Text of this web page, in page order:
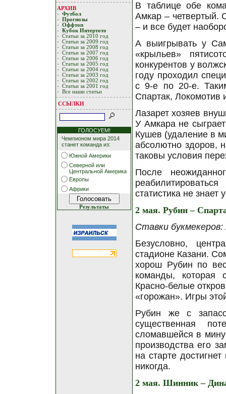
АРХИВ
Футбол
Прогнозы
Оффтоп
Кубoк Интертoтo
Статьи за 2010 год
Статьи за 2009 год
Статьи за 2008 год
Статьи за 2007 год
Статьи за 2006 год
Статьи за 2005 год
Статьи за 2004 год
Статьи за 2003 год
Статьи за 2002 год
Статьи за 2001 год
Все наши статьи
ССЫЛКИ
ГОЛОСУЕМ!
Чемпионом мира 2014
станет команда из:
Южной Америки
Северной или
Центральной Америка
Европы
Африки
Результаты
В таблице обе
Амкар – четвертый.
– и все будет
А выигрывать у
«крыльев»
конкурентов у
году проходил
с 9-е по 20-е.
Спартак,
Лазарет хозяев
У Амкара не
Кушев (удаление в
абсолютно здоров,
таковы условия
После
статистика не
2 мая. Рубин –
Ставки букмекеров:
Безусловно,
стадионе Казани.
хорош Рубин по
команды, которая
Красно-белые
«горожан». Игры
Рубин же с
существенная
сломавшейся в
производства его
на старте
никогда.
2 мая. Шинник –